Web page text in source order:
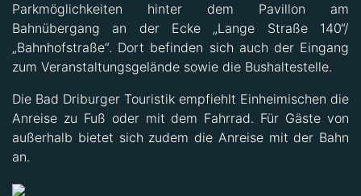
Parkmöglichkeiten hinter dem Pavillon am
Bahnübergang an der Ecke „Lange Straße 140“/
„Bahnhofstraße“. Dort befinden sich auch der Eingang
zum Veranstaltungsgelände sowie die Bushaltestelle.
Die Bad Driburger Touristik empfiehlt Einheimischen die
Anreise zu Fuß oder mit dem Fahrrad. Für Gäste von
außerhalb bietet sich zudem die Anreise mit der Bahn
an.